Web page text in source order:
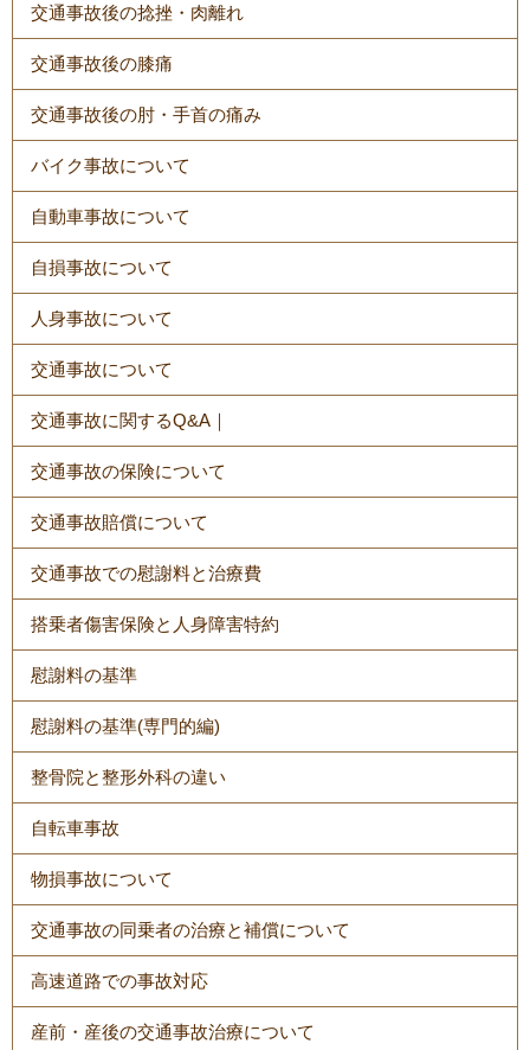
交通事故後の捻挫・肉離れ
交通事故後の膝痛
交通事故後の肘・手首の痛み
バイク事故について
自動車事故について
自損事故について
人身事故について
交通事故について
交通事故に関するQ&A｜
交通事故の保険について
交通事故賠償について
交通事故での慰謝料と治療費
搭乗者傷害保険と人身障害特約
慰謝料の基準
慰謝料の基準(専門的編)
整骨院と整形外科の違い
自転車事故
物損事故について
交通事故の同乗者の治療と補償について
高速道路での事故対応
産前・産後の交通事故治療について